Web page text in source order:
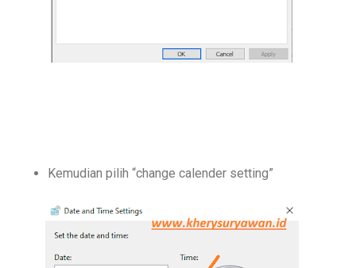
Kemudian pilih “change calender setting”